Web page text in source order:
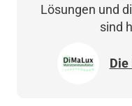
Lösungen und
sind